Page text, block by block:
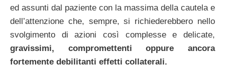
ed assunti dal paziente con la massima della cautela e
dell’attenzione che, sempre, si richiederebbero nello
svolgimento di azioni così complesse e delicate,
gravissimi, compromettenti oppure ancora
fortemente debilitanti effetti collaterali.